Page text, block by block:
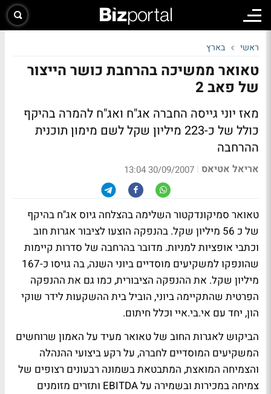
ראשי בארץ
טאואר ממשיכה בהרחבת כושר הייצור
של פאב 2
מאז יוני גייסה החברה אג"ח ואג"ח להמרה בהיקף
כולל של כ-223 מיליון שקל לשם מימון תוכנית
ההרחבה
אריאל אטיאס |
30/09/2007 13:04
טאואר סמיקונדקטור השלימה בהצלחה גיוס אג"ח בהיקף
של כ 56 מיליון שקל. בהנפקה הוצעו לציבור אגרות חוב
וכתבי אופציות למניות. מדובר בהרחבה של סדרות קיימות
שהונפקו למשקיעים מוסדיים ביוני השנה, בה גויסו כ-167
מיליון שקל. את ההנפקה הציבורית, כמו גם את ההנפקה
הפרטית שהתקיימה ביוני, הוביל בית ההשקעות לידר שוקי
הון, יחד עם אי.בי.איי וכלל חיתום.
הביקוש לאגרות החוב של טאואר מעיד על האמון שרוחשים
המשקיעים המוסדיים לחברה, על רקע ביצועי ההנהלה
והצמיחה המואצת, המתבטאת בשמונה רבעונים רצופים של
צמיחה במכירות ובשמירה על EBITDA ותזרים מזומנים